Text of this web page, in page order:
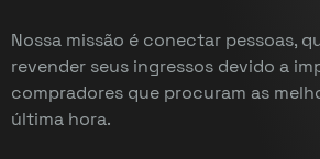
Nossa missão é conectar pessoas,
revender seus ingressos devido a
compradores que procuram as
última hora.